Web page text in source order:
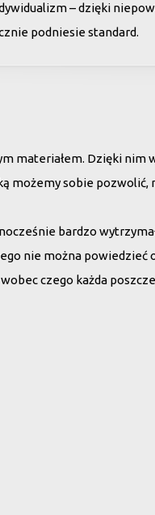
– dzięki
podniesie standard.
materiałem. Dzięki nim
możemy sobie
bardzo
nie można powiedzieć
czego każda